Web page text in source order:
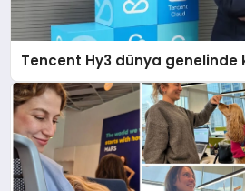
Tencent Hy3 dünya genelinde